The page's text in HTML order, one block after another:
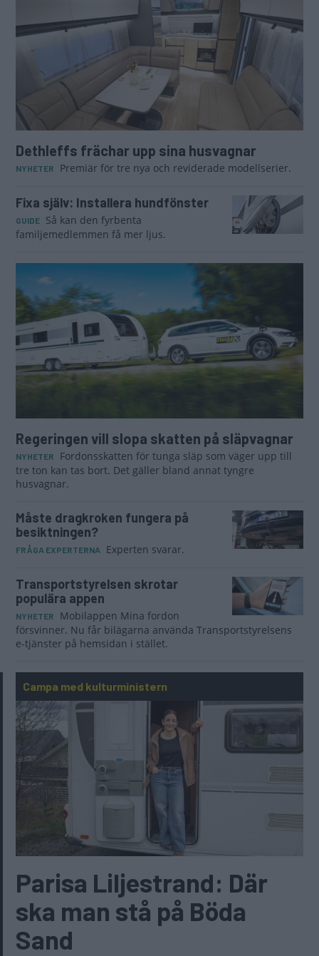
Dethleffs frächar upp sina husvagnar
NYHETER Premiär för tre nya och reviderade modellserier.
Fixa själv: Installera hundfönster
GUIDE
Så kan den fyrbenta
familjemedlemmen få mer ljus.
Regeringen vill slopa skatten på släpvagnar
NYHETER
Fordonsskatten för tunga släp som väger upp till
tre ton kan tas bort. Det gäller bland annat tyngre
husvagnar.
Måste dragkroken fungera på
besiktningen?
FRÅGA EXPERTERNA Experten svarar.
Transportstyrelsen skrotar
populära appen
NYHETER
Mobilappen Mina fordon
försvinner. Nu får bilägarna använda Transportstyrelsens
e-tjänster på hemsidan i stället.
Campa med kulturministern
Parisa Liljestrand: Där
ska man stå på Böda
Sand